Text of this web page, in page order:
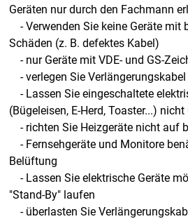
Geräten nur durch den Fachmann
- Verwenden Sie keine Geräte mit
Schäden (z. B. defektes Kabel)
- nur Geräte mit VDE- und GS-
- verlegen Sie
- Lassen Sie eingeschaltete
(Bügeleisen, E-Herd, Toaster...)
- richten Sie Heizgeräte nicht auf
- Fernsehgeräte und Monitore
Belüftung
- Lassen Sie elektrische Geräte
"Stand-By" laufen
- überlasten Sie